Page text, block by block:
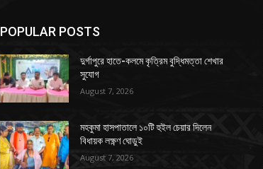
POPULAR POSTS
দুর্গাপুরে হাতে-কলমে কৃত্রিম বুদ্ধিমত্তা শেখার
সুযোগ
August 7, 2026
মহকুমা হাসপাতালে ১০টি হুইল চেয়ার দিলেন
বিধায়ক লক্ষ্ণণ ঘোড়ুই
August 7, 2026